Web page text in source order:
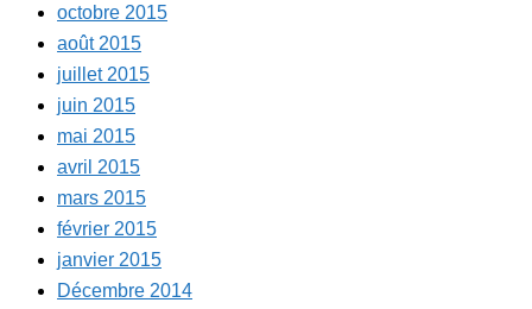
octobre 2015
août 2015
juillet 2015
juin 2015
mai 2015
avril 2015
mars 2015
février 2015
janvier 2015
Décembre 2014